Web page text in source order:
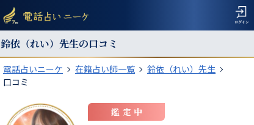
鈴依（れい） 先生の口コミ
電話占いニーケ 在籍占い師一覧
鈴依（れい）先生
口コミ
鑑定中